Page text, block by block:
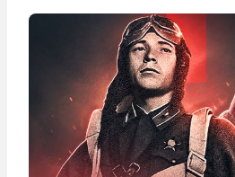
каждый из которых
основном —...